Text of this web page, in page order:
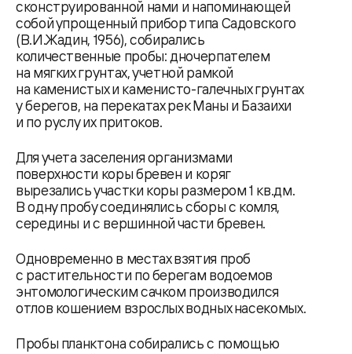
сконструированной нами и напоминающей
собой упрощенный прибор типа Садовского
(В.И.Жадин, 1956), собирались
количественные пробы: дночерпателем
на мягких грунтах, учетной рамкой
на каменистых и каменисто-галечных грунтах
у берегов, на перекатах рек Маны и Базаихи
и по руслу их притоков.
Для учета заселения организмами
поверхности коры бревен и коряг
вырезались участки коры размером 1 кв.дм.
В одну пробу соединялись сборы с комля,
середины и с вершинной части бревен.
Одновременно в местах взятия проб
с растительности по берегам водоемов
энтомологическим сачком производился
отлов кошением взрослых водных насекомых.
Пробы планктона собирались с помощью